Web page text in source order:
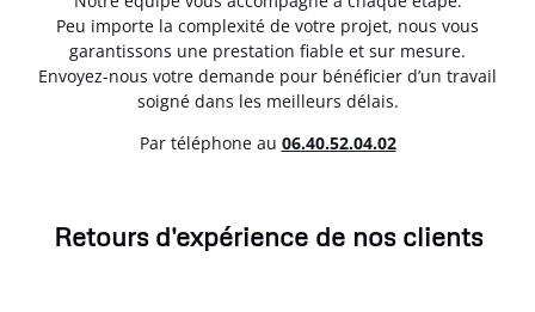
Peu importe la complexité de votre projet, nous vous
garantissons une prestation fiable et sur mesure.
Envoyez-nous votre demande pour bénéficier d’un travail
soigné dans les meilleurs délais.
Par téléphone au 06.40.52.04.02
Retours d'expérience de nos clients